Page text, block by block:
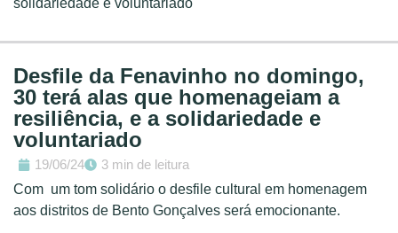
solidariedade e voluntariado
Desfile da Fenavinho no domingo,
30 terá alas que homenageiam a
resiliência, e a solidariedade e
voluntariado
19/06/24
3 min de leitura
Com um tom solidário o desfile cultural em homenagem
aos distritos de Bento Gonçalves será emocionante.